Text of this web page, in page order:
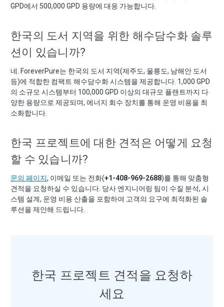
GPD에서 500,000 GPD 용량에 대응 가능합니다.
한국의 도서 지역을 위한 해수담수화 솔루
션이 있습니까?
네. ForeverPure는 한국의 도서 지역(제주도, 울릉도, 남해안 도서
등)에 적합한 컴팩트 해수담수화 시스템을 제공합니다. 1,000 GPD
의 소규모 시스템부터 100,000 GPD 이상의 대규모 플랜트까지 다
양한 용량으로 제공되며, 에너지 회수 장치를 통해 운영 비용을 최
소화합니다.
한국 프로젝트에 대한 견적은 어떻게 요청
할 수 있습니까?
문의 페이지, 이메일 또는 전화(+1-408-969-2688)를 통해 맞춤형
견적을 요청하실 수 있습니다. 당사 엔지니어링 팀이 수질 분석, 시
스템 설계, 운영 비용 산출을 포함하여 고객의 요구에 최적화된 솔
루션을 제안해 드립니다.
한국 프로젝트 견적을 요청하
세요